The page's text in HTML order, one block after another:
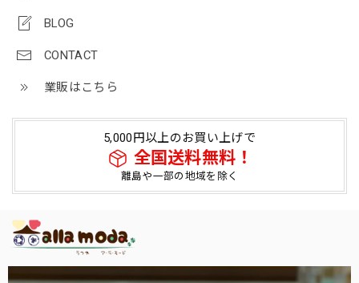
BLOG
CONTACT
業販はこちら
5,000円以上のお買い上げで
全国送料無料！
離島や一部の地域を除く